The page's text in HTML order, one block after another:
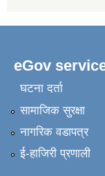
eGov
घटना दर्ता
सामाजिक सुरक्षा
नागरिक वडापत्र
ई-हाजिरी प्रणाली